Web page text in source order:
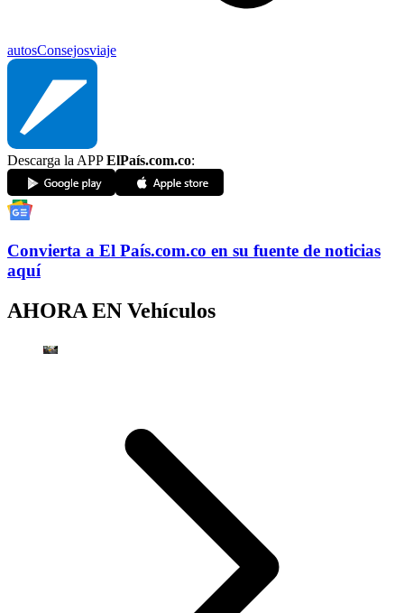
autosConsejosviaje
Descarga la APPElPaís.com.co:
Convierta a El País.com.co en su fuente de noticias
aquí
AHORA EN Vehículos